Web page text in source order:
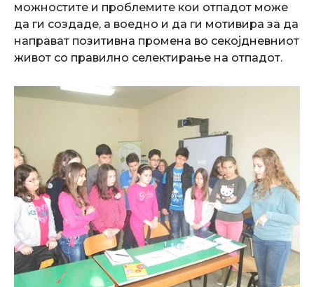
можностите и проблемите кои отпадот може
да ги создаде, а воедно и да ги мотивира за да
направат позитивна промена во секојдневниот
живот со правилно селектирање на отпадот.